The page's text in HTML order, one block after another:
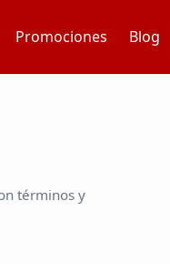
Promociones Blog
términos y